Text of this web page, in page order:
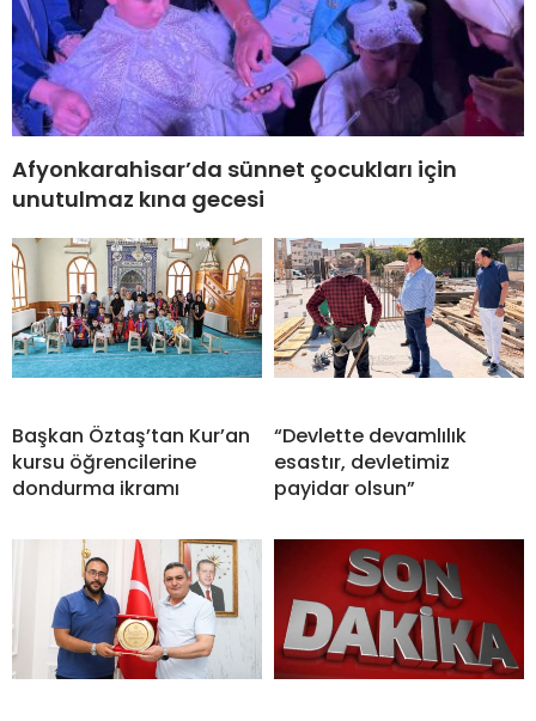
Afyonkarahisar’da sünnet çocukları için
unutulmaz kına gecesi
Başkan Öztaş’tan Kur’an
kursu öğrencilerine
dondurma ikramı
“Devlette devamlılık
esastır, devletimiz
payidar olsun”